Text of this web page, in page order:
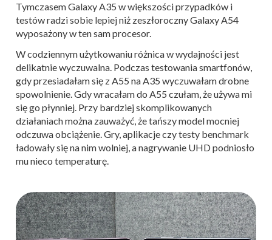
Tymczasem Galaxy A35 w większości przypadków i
testów radzi sobie lepiej niż zeszłoroczny Galaxy A54
wyposażony w ten sam procesor.
W codziennym użytkowaniu różnica w wydajności jest
delikatnie wyczuwalna. Podczas testowania smartfonów,
gdy przesiadałam się z A55 na A35 wyczuwałam drobne
spowolnienie. Gdy wracałam do A55 czułam, że używa mi
się go płynniej. Przy bardziej skomplikowanych
działaniach można zauważyć, że tańszy model mocniej
odczuwa obciążenie. Gry, aplikacje czy testy benchmark
ładowały się na nim wolniej, a nagrywanie UHD podniosło
mu nieco temperaturę.